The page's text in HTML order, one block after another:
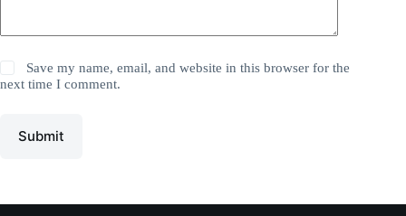
Save my name, email, and website in this browser for the
next time I comment.
Submit